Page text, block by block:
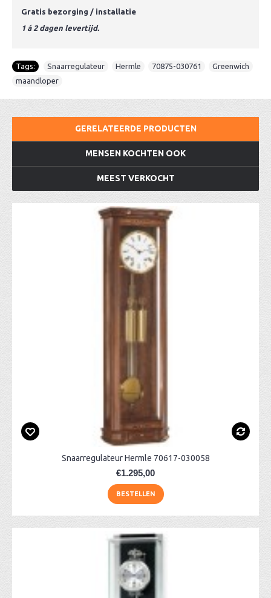
Gratis bezorging / installatie
1 á 2 dagen levertijd.
Tags: Snaarregulateur Hermle 70875-030761 Greenwich
maandloper
GERELATEERDE PRODUCTEN
MENSEN KOCHTEN OOK
MEEST VERKOCHT
Snaarregulateur Hermle 70617-030058
€1.295,00
BESTELLEN